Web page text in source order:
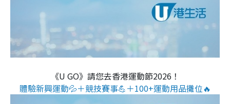
《U GO》請您去香港運動節2026！
體驗新興運動💦＋競技賽事💪＋100+運動用品攤位🔥